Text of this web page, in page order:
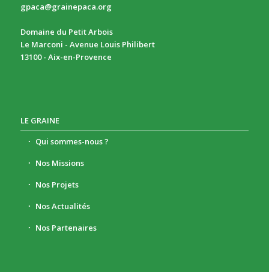
gpaca@grainepaca.org
Domaine du Petit Arbois
Le Marconi - Avenue Louis Philibert
13100 - Aix-en-Provence
LE GRAINE
Qui sommes-nous ?
Nos Missions
Nos Projets
Nos Actualités
Nos Partenaires